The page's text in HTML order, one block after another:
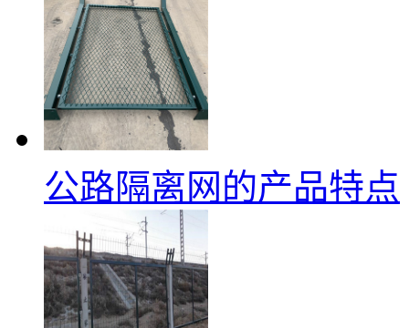
公路隔离网的产品特点